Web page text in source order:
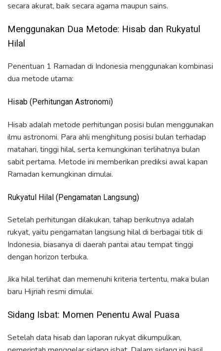
secara akurat, baik secara agama maupun sains.
Menggunakan Dua Metode: Hisab dan Rukyatul
Hilal
Penentuan 1 Ramadan di Indonesia menggunakan kombinasi
dua metode utama:
Hisab (Perhitungan Astronomi)
Hisab adalah metode perhitungan posisi bulan menggunakan
ilmu astronomi. Para ahli menghitung posisi bulan terhadap
matahari, tinggi hilal, serta kemungkinan terlihatnya bulan
sabit pertama. Metode ini memberikan prediksi awal kapan
Ramadan kemungkinan dimulai.
Rukyatul Hilal (Pengamatan Langsung)
Setelah perhitungan dilakukan, tahap berikutnya adalah
rukyat, yaitu pengamatan langsung hilal di berbagai titik di
Indonesia, biasanya di daerah pantai atau tempat tinggi
dengan horizon terbuka.
Jika hilal terlihat dan memenuhi kriteria tertentu, maka bulan
baru Hijriah resmi dimulai.
Sidang Isbat: Momen Penentu Awal Puasa
Setelah data hisab dan laporan rukyat dikumpulkan,